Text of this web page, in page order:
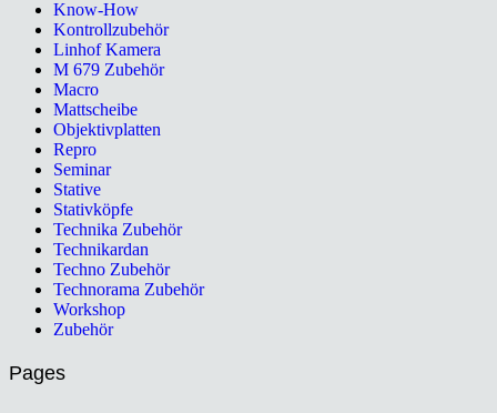
Know-How
Kontrollzubehör
Linhof Kamera
M 679 Zubehör
Macro
Mattscheibe
Objektivplatten
Repro
Seminar
Stative
Stativköpfe
Technika Zubehör
Technikardan
Techno Zubehör
Technorama Zubehör
Workshop
Zubehör
Pages